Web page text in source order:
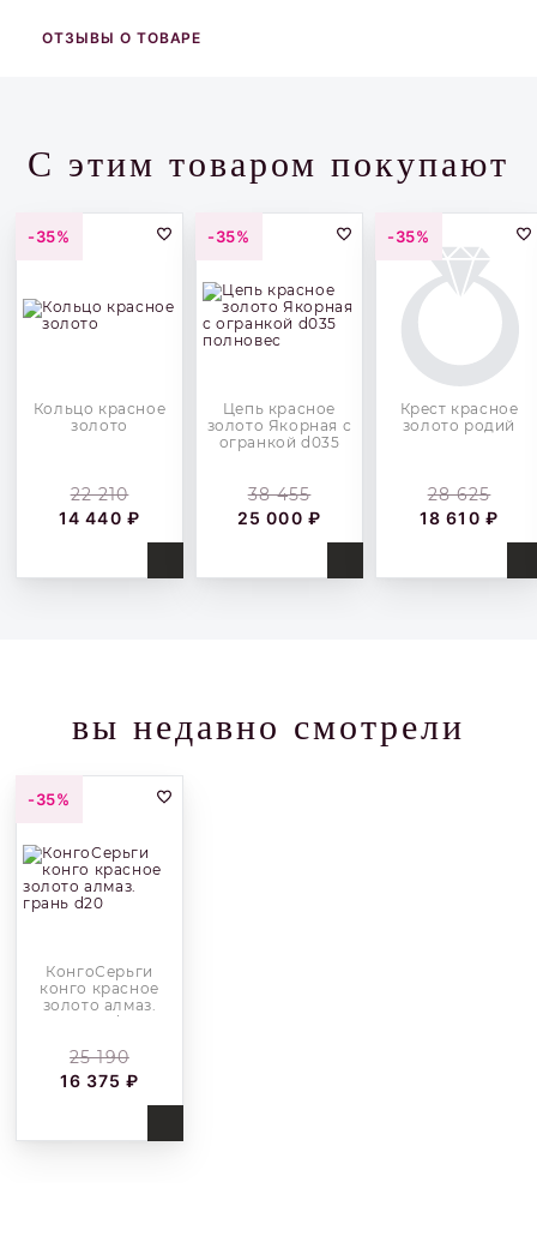
ОТЗЫВЫ О ТОВАРЕ
С этим товаром покупают
-35%
Кольцо красное
золото
22 210
14 440 ₽
-35%
Цепь красное
золото Якорная с
огранкой d035
38 455
25 000 ₽
-35%
Крест красное
золото родий
28 625
18 610 ₽
вы недавно смотрели
-35%
КонгоСерьги
конго красное
золото алмаз.
грань d20
25 190
16 375 ₽